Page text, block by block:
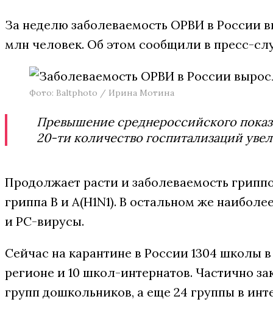
За неделю заболеваемость ОРВИ в России
млн человек. Об этом сообщили в пресс-
Фото: Baltphoto / Ирина Мотина
Превышение среднероссийского
20-ти количество госпитализаций
Продолжает расти и заболеваемость
гриппа B и A(H1N1). В остальном же
и РС-вирусы.
Сейчас на карантине в России 1304 школы в
регионе и 10 школ-интернатов. Частично
групп дошкольников, а еще 24 группы в